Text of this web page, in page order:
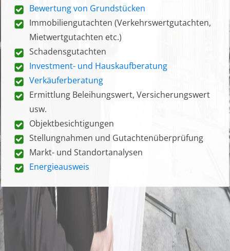
Bewertung von Grundstücken
Immobiliengutachten (Verkehrswertgutachten,
Mietwertgutachten etc.)
Schadensgutachten
Investment- und Hauskaufberatung
Verkäuferberatung
Ermittlung Beleihungswert, Versicherungswert
usw.
Objektbesichtigungen
Stellungnahmen und Gutachtenüberprüfung
Markt- und Standortanalysen
Energieausweis